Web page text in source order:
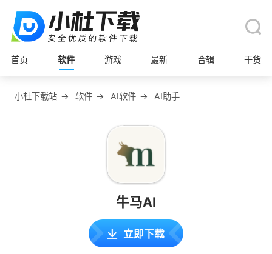
首页 软件 游戏 最新 合辑 干货
小杜下载站 → 软件 → AI软件 → AI助手
牛马AI
立即下载